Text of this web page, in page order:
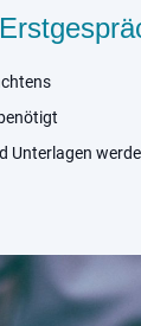
Unterlagen